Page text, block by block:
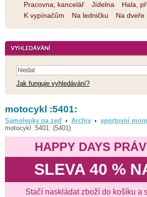
Pracovna, kancelář
Jídelna Hala,
K vypínačům
Na ledničku Na dveře
Jak funguje vyhledávání?
motocykl :5401:
Samolepky na zeď Archiv
sportovní
motocykl :5401: (5401)
HAPPY DAYS
SLEVA 40 %
Stačí naskládat zboží do košíku a